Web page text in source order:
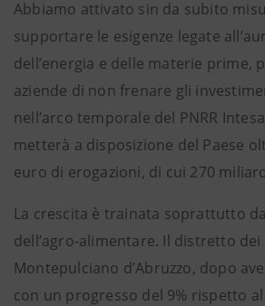
Abbiamo attivato sin da subito
supportare le esigenze legate
dell’energia e delle materie prime,
aziende di non frenare gli
nell’arco temporale del PNRR
metterà a disposizione del Paese
euro di erogazioni, di cui 270
La crescita è trainata soprattutto
dell’agro-alimentare. Il distretto dei
Montepulciano d’Abruzzo, dopo
con un progresso del 9% rispetto